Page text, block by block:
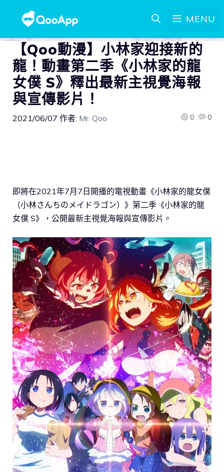
MENU
【Qoo動漫】小林家迎接新的
龍！動畫第二季《小林家的龍
女僕 S》釋出最新主視覺海報
與宣傳影片！
2021/06/07 作者: Mr. Qoo 0 0
即將在2021年7月7日開播的電視動畫《小林家的龍女僕
（小林さんちのメイドラゴン）》第二季《小林家的龍
女僕 S》，公開最新主視覺海報與宣傳影片。